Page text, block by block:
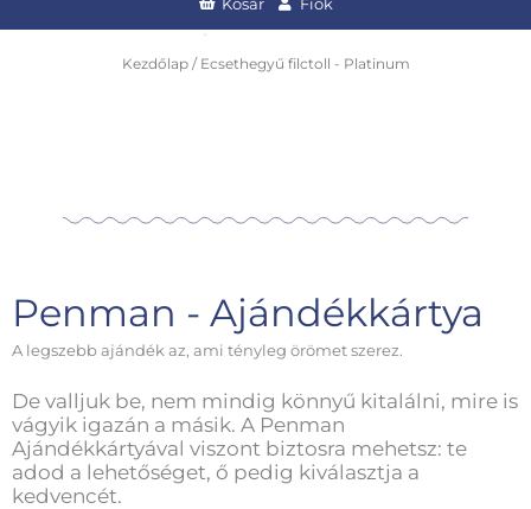
Kosár Fiók
Kezdőlap/ Ecsethegyű filctoll - Platinum
Penman - Ajándékkártya
A legszebb ajándék az, ami tényleg örömet szerez.
De valljuk be, nem mindig könnyű kitalálni, mire is
vágyik igazán a másik. A Penman
Ajándékkártyával viszont biztosra mehetsz: te
adod a lehetőséget, ő pedig kiválasztja a
kedvencét.